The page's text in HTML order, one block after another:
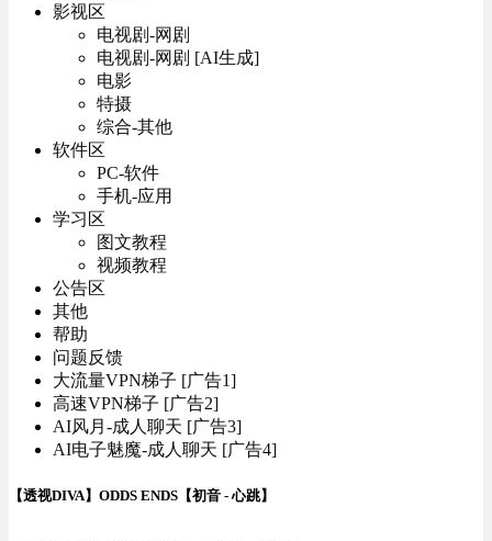
影视区
电视剧-网剧
电视剧-网剧 [AI生成]
电影
特摄
综合-其他
软件区
PC-软件
手机-应用
学习区
图文教程
视频教程
公告区
其他
帮助
问题反馈
大流量VPN梯子 [广告1]
高速VPN梯子 [广告2]
AI风月-成人聊天 [广告3]
AI电子魅魔-成人聊天 [广告4]
【透视DIVA】ODDS ENDS【初音 - 心跳】